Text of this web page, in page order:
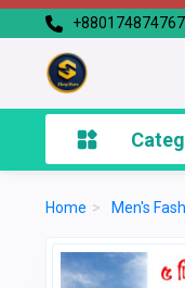
Home > Men's